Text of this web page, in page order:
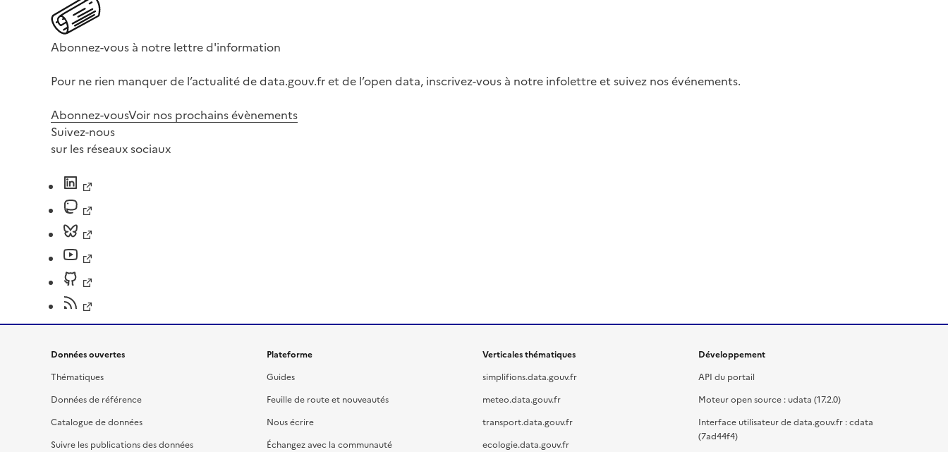
Abonnez-vous à notre lettre d'information
Pour ne rien manquer de l’actualité de data.gouv.fr et de l’open data, inscrivez-vous à notre infolettre et suivez nos événements.
Abonnez-vousVoir nos prochains évènements
Suivez-nous
sur les réseaux sociaux
Données ouvertes
Thématiques
Données de référence
Catalogue de données
Suivre les publications des données
Plateforme
Guides
Feuille de route et nouveautés
Nous écrire
Échangez avec la communauté
Verticales thématiques
simplifions.data.gouv.fr
meteo.data.gouv.fr
transport.data.gouv.fr
ecologie.data.gouv.fr
Développement
API du portail
Moteur open source : udata (17.2.0)
Interface utilisateur de data.gouv.fr : cdata
(7ad44f4)